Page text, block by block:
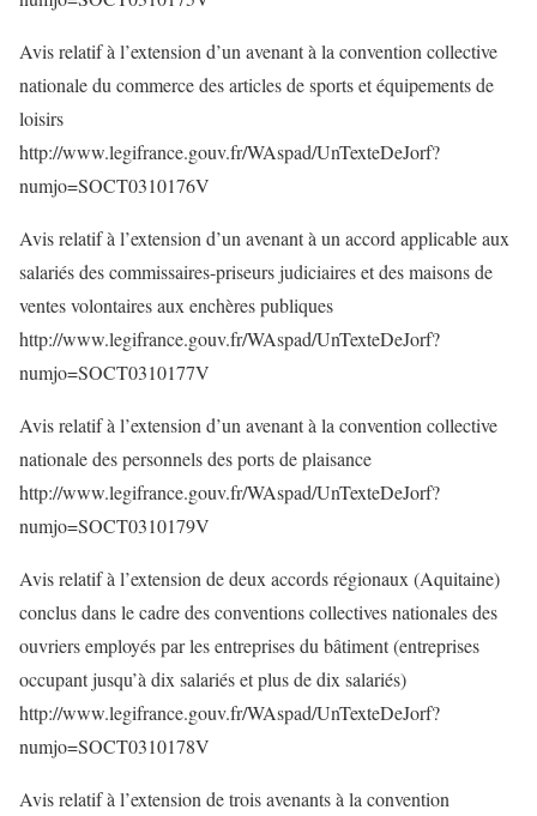
Avis relatif à l’extension d’un avenant à la convention collective
nationale du commerce des articles de sports et équipements de
loisirs
http://www.legifrance.gouv.fr/WAspad/UnTexteDeJorf?
numjo=SOCT0310176V
Avis relatif à l’extension d’un avenant à un accord applicable aux
salariés des commissaires-priseurs judiciaires et des maisons de
ventes volontaires aux enchères publiques
http://www.legifrance.gouv.fr/WAspad/UnTexteDeJorf?
numjo=SOCT0310177V
Avis relatif à l’extension d’un avenant à la convention collective
nationale des personnels des ports de plaisance
http://www.legifrance.gouv.fr/WAspad/UnTexteDeJorf?
numjo=SOCT0310179V
Avis relatif à l’extension de deux accords régionaux (Aquitaine)
conclus dans le cadre des conventions collectives nationales des
ouvriers employés par les entreprises du bâtiment (entreprises
occupant jusqu’à dix salariés et plus de dix salariés)
http://www.legifrance.gouv.fr/WAspad/UnTexteDeJorf?
numjo=SOCT0310178V
Avis relatif à l’extension de trois avenants à la convention